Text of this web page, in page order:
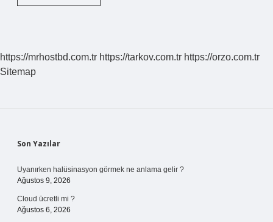
Kepçe
https://mrhostbd.com.tr https://tarkov.com.tr https://orzo.com.tr
Sitemap
Sidebar
Son Yazılar
Uyanırken halüsinasyon görmek ne anlama gelir ?
Ağustos 9, 2026
Cloud ücretli mi ?
Ağustos 6, 2026